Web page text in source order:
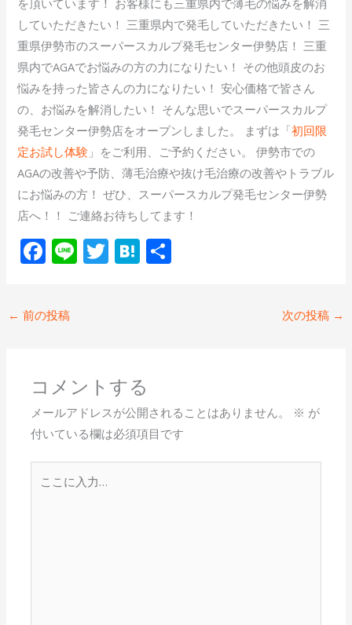
を頂いています！ お客様にも三重県内で薄毛の悩みを解消
していただきたい！ 三重県内で発毛していただきたい！ 三
重県伊勢市のスーパースカルプ発毛センター伊勢店！ 三重
県内でAGAでお悩みの方の力になりたい！ その他頭皮のお
悩みを持った皆さんの力になりたい！ 安心価格で皆さん
の、お悩みを解消したい！ そんな思いでスーパースカルプ
発毛センター伊勢店をオープンしました。 まずは「初回限
定お試し体験 」をご利用、ご予約ください。 伊勢市での
AGAの改善や予防、薄毛治療や抜け毛治療の改善やトラブル
にお悩みの方！ ぜひ、スーパースカルプ発毛センター伊勢
店へ！！ ご連絡お待ちしてます！
F
e
b
o
k
Li T H
← 前の投稿 次の投稿 →
コメントする
メールアドレスが公開されることはありません。 ※ が
付いている欄は必須項目です